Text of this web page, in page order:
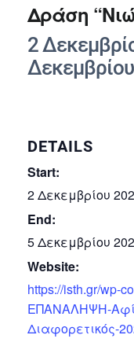
Δράση
2
DETAILS
Start:
2 Δεκεμβρίου
End:
5 Δεκεμβρίου
Website:
https://isth.gr/wp-
ΕΠΑΝΑΛΗΨΗ-
Διαφορετικός-